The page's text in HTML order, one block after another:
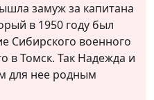
замуж за капитана
в 1950 году был
Сибирского военного
в Томск. Так Надежда и
для нее родным